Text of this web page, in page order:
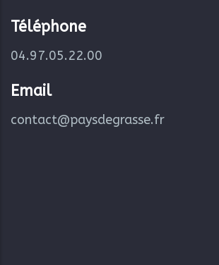
Téléphone
04.97.05.22.00
Email
contact@paysdegrasse.fr